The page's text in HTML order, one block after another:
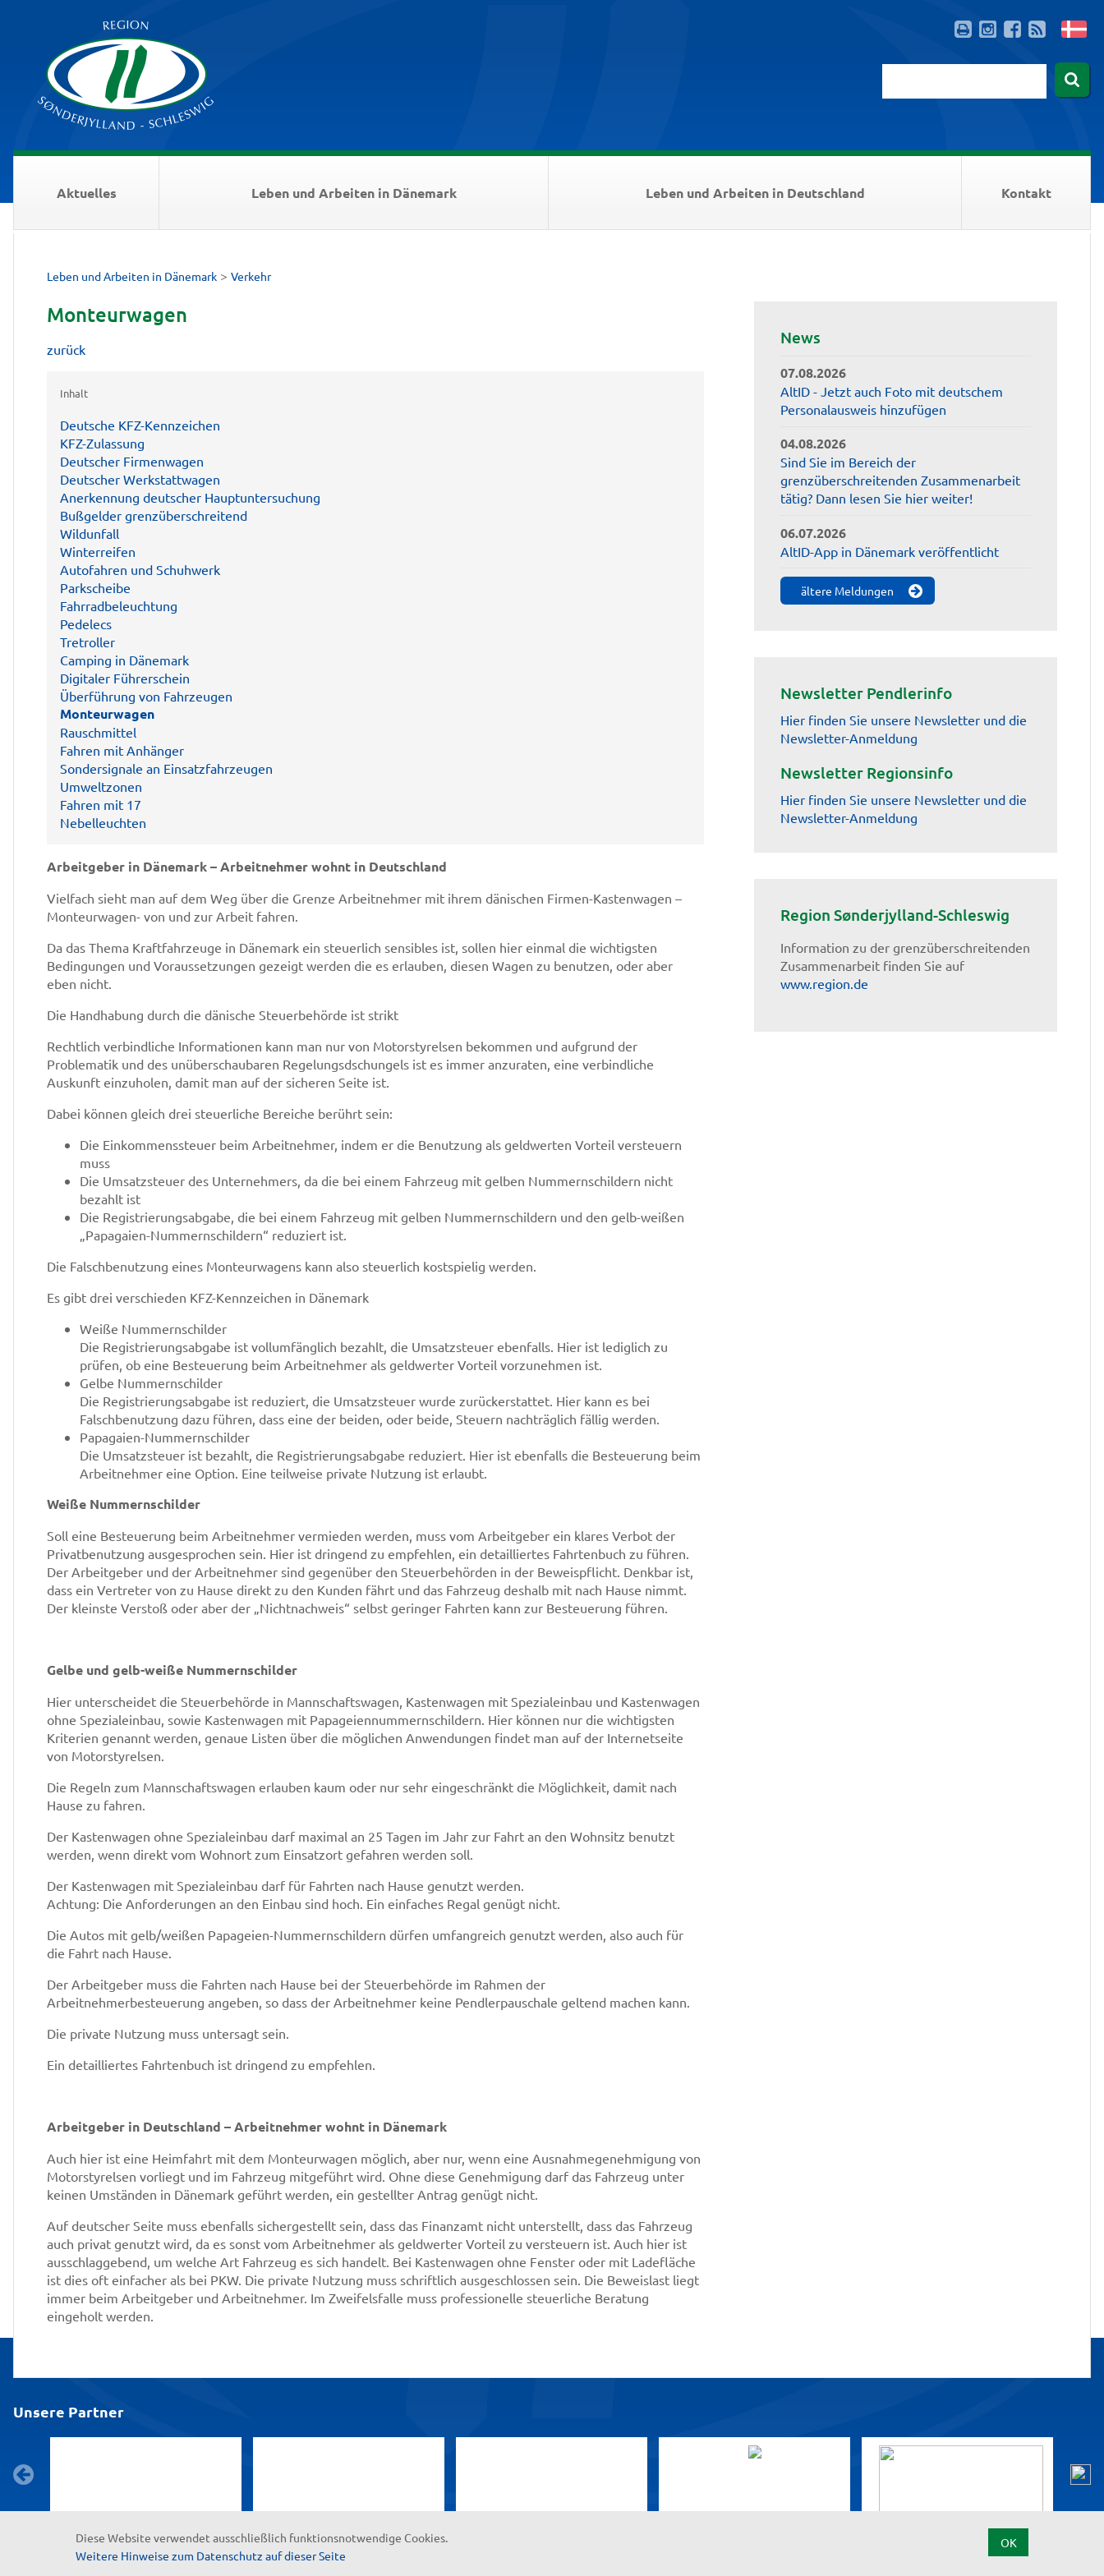
Aktuelles Leben und Arbeiten in Dänemark Leben und Arbeiten in Deutschland Kontakt
Leben und Arbeiten in Dänemark > Verkehr
Monteurwagen
zurück
Inhalt
Deutsche KFZ-Kennzeichen
KFZ-Zulassung
Deutscher Firmenwagen
Deutscher Werkstattwagen
Anerkennung deutscher Hauptuntersuchung
Bußgelder grenzüberschreitend
Wildunfall
Winterreifen
Autofahren und Schuhwerk
Parkscheibe
Fahrradbeleuchtung
Pedelecs
Tretroller
Camping in Dänemark
Digitaler Führerschein
Überführung von Fahrzeugen
Monteurwagen
Rauschmittel
Fahren mit Anhänger
Sondersignale an Einsatzfahrzeugen
Umweltzonen
Fahren mit 17
Nebelleuchten
Arbeitgeber in Dänemark – Arbeitnehmer wohnt in Deutschland
Vielfach sieht man auf dem Weg über die Grenze Arbeitnehmer mit ihrem dänischen Firmen-Kastenwagen –
Monteurwagen- von und zur Arbeit fahren.
Da das Thema Kraftfahrzeuge in Dänemark ein steuerlich sensibles ist, sollen hier einmal die wichtigsten
Bedingungen und Voraussetzungen gezeigt werden die es erlauben, diesen Wagen zu benutzen, oder aber
eben nicht.
Die Handhabung durch die dänische Steuerbehörde ist strikt
Rechtlich verbindliche Informationen kann man nur von Motorstyrelsen bekommen und aufgrund der
Problematik und des unüberschaubaren Regelungsdschungels ist es immer anzuraten, eine verbindliche
Auskunft einzuholen, damit man auf der sicheren Seite ist.
Dabei können gleich drei steuerliche Bereiche berührt sein:
Die Einkommenssteuer beim Arbeitnehmer, indem er die Benutzung als geldwerten Vorteil versteuern
muss
Die Umsatzsteuer des Unternehmers, da die bei einem Fahrzeug mit gelben Nummernschildern nicht
bezahlt ist
Die Registrierungsabgabe, die bei einem Fahrzeug mit gelben Nummernschildern und den gelb-weißen
„Papagaien-Nummernschildern“ reduziert ist.
Die Falschbenutzung eines Monteurwagens kann also steuerlich kostspielig werden.
Es gibt drei verschieden KFZ-Kennzeichen in Dänemark
Weiße Nummernschilder
Die Registrierungsabgabe ist vollumfänglich bezahlt, die Umsatzsteuer ebenfalls. Hier ist lediglich zu
prüfen, ob eine Besteuerung beim Arbeitnehmer als geldwerter Vorteil vorzunehmen ist.
Gelbe Nummernschilder
Die Registrierungsabgabe ist reduziert, die Umsatzsteuer wurde zurückerstattet. Hier kann es bei
Falschbenutzung dazu führen, dass eine der beiden, oder beide, Steuern nachträglich fällig werden.
Papagaien-Nummernschilder
Die Umsatzsteuer ist bezahlt, die Registrierungsabgabe reduziert. Hier ist ebenfalls die Besteuerung beim
Arbeitnehmer eine Option. Eine teilweise private Nutzung ist erlaubt.
Weiße Nummernschilder
Soll eine Besteuerung beim Arbeitnehmer vermieden werden, muss vom Arbeitgeber ein klares Verbot der
Privatbenutzung ausgesprochen sein. Hier ist dringend zu empfehlen, ein detailliertes Fahrtenbuch zu führen.
Der Arbeitgeber und der Arbeitnehmer sind gegenüber den Steuerbehörden in der Beweispflicht. Denkbar ist,
dass ein Vertreter von zu Hause direkt zu den Kunden fährt und das Fahrzeug deshalb mit nach Hause nimmt.
Der kleinste Verstoß oder aber der „Nichtnachweis“ selbst geringer Fahrten kann zur Besteuerung führen.
Gelbe und gelb-weiße Nummernschilder
Hier unterscheidet die Steuerbehörde in Mannschaftswagen, Kastenwagen mit Spezialeinbau und Kastenwagen
ohne Spezialeinbau, sowie Kastenwagen mit Papageiennummernschildern. Hier können nur die wichtigsten
Kriterien genannt werden, genaue Listen über die möglichen Anwendungen findet man auf der Internetseite
von Motorstyrelsen.
Die Regeln zum Mannschaftswagen erlauben kaum oder nur sehr eingeschränkt die Möglichkeit, damit nach
Hause zu fahren.
Der Kastenwagen ohne Spezialeinbau darf maximal an 25 Tagen im Jahr zur Fahrt an den Wohnsitz benutzt
werden, wenn direkt vom Wohnort zum Einsatzort gefahren werden soll.
Der Kastenwagen mit Spezialeinbau darf für Fahrten nach Hause genutzt werden.
Achtung: Die Anforderungen an den Einbau sind hoch. Ein einfaches Regal genügt nicht.
Die Autos mit gelb/weißen Papageien-Nummernschildern dürfen umfangreich genutzt werden, also auch für
die Fahrt nach Hause.
Der Arbeitgeber muss die Fahrten nach Hause bei der Steuerbehörde im Rahmen der
Arbeitnehmerbesteuerung angeben, so dass der Arbeitnehmer keine Pendlerpauschale geltend machen kann.
Die private Nutzung muss untersagt sein.
Ein detailliertes Fahrtenbuch ist dringend zu empfehlen.
Arbeitgeber in Deutschland – Arbeitnehmer wohnt in Dänemark
Auch hier ist eine Heimfahrt mit dem Monteurwagen möglich, aber nur, wenn eine Ausnahmegenehmigung von
Motorstyrelsen vorliegt und im Fahrzeug mitgeführt wird. Ohne diese Genehmigung darf das Fahrzeug unter
keinen Umständen in Dänemark geführt werden, ein gestellter Antrag genügt nicht.
Auf deutscher Seite muss ebenfalls sichergestellt sein, dass das Finanzamt nicht unterstellt, dass das Fahrzeug
auch privat genutzt wird, da es sonst vom Arbeitnehmer als geldwerter Vorteil zu versteuern ist. Auch hier ist
ausschlaggebend, um welche Art Fahrzeug es sich handelt. Bei Kastenwagen ohne Fenster oder mit Ladefläche
ist dies oft einfacher als bei PKW. Die private Nutzung muss schriftlich ausgeschlossen sein. Die Beweislast liegt
immer beim Arbeitgeber und Arbeitnehmer. Im Zweifelsfalle muss professionelle steuerliche Beratung
eingeholt werden.
News
07.08.2026
AltID - Jetzt auch Foto mit deutschem
Personalausweis hinzufügen
04.08.2026
Sind Sie im Bereich der
grenzüberschreitenden Zusammenarbeit
tätig? Dann lesen Sie hier weiter!
06.07.2026
AltID-App in Dänemark veröffentlicht
ältere Meldungen
Newsletter Pendlerinfo
Hier finden Sie unsere Newsletter und die
Newsletter-Anmeldung
Newsletter Regionsinfo
Hier finden Sie unsere Newsletter und die
Newsletter-Anmeldung
Region Sønderjylland-Schleswig
Information zu der grenzüberschreitenden
Zusammenarbeit finden Sie auf
www.region.de
Unsere Partner
OK
Diese Website verwendet ausschließlich funktionsnotwendige Cookies.
Weitere Hinweise zum Datenschutz auf dieser Seite